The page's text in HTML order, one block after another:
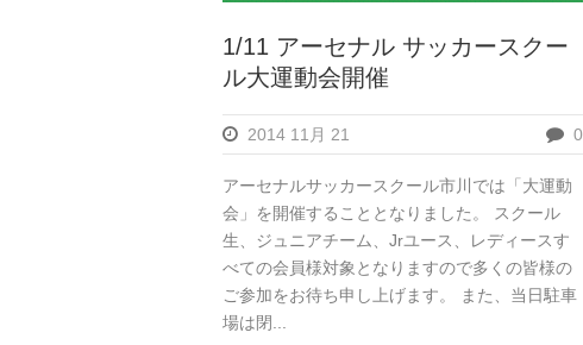
1/11 アーセナル サッカースクー
ル大運動会開催
2014 11月 21 0
アーセナルサッカースクール市川では「大運動
会」を開催することとなりました。 スクール
生、ジュニアチーム、Jrユース、レディースす
べての会員様対象となりますので多くの皆様の
ご参加をお待ち申し上げます。 また、当日駐車
場は閉...